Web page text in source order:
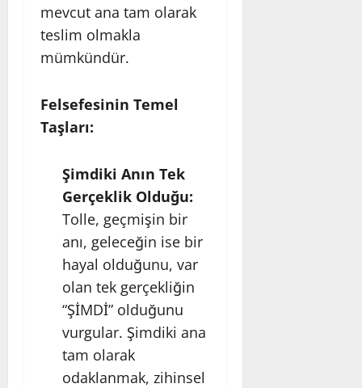
mevcut ana tam olarak
teslim olmakla
mümkündür.
Felsefesinin Temel
Taşları:
Şimdiki Anın Tek
Gerçeklik Olduğu:
Tolle, geçmişin bir
anı, geleceğin ise bir
hayal olduğunu, var
olan tek gerçekliğin
“ŞİMDİ” olduğunu
vurgular. Şimdiki ana
tam olarak
odaklanmak, zihinsel